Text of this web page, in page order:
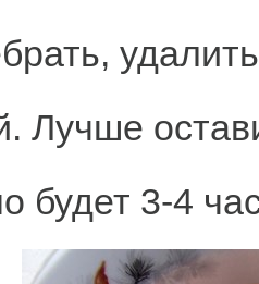
Лучше
будет 3-4